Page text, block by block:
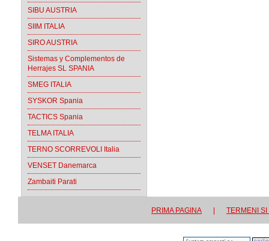
SIBU AUSTRIA
SIIM ITALIA
SIRO AUSTRIA
Sistemas y Complementos de
Herrajes SL SPANIA
SMEG ITALIA
SYSKOR Spania
TACTICS Spania
TELMA ITALIA
TERNO SCORREVOLI Italia
VENSET Danemarca
Zambaiti Parati
PRIMA PAGINA TERMENI SI